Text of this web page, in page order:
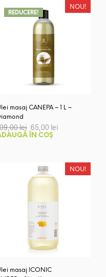
NOU!
REDUCERE!
masaj CANEPA – 1 L –
lei Prețul
inițial
65,00 lei
ÎN COȘ
NOU!
masaj ICONIC